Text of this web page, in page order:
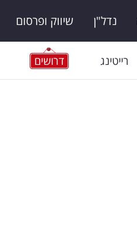
נדל"ן שיווק ופרסום
רייטינג דרושים